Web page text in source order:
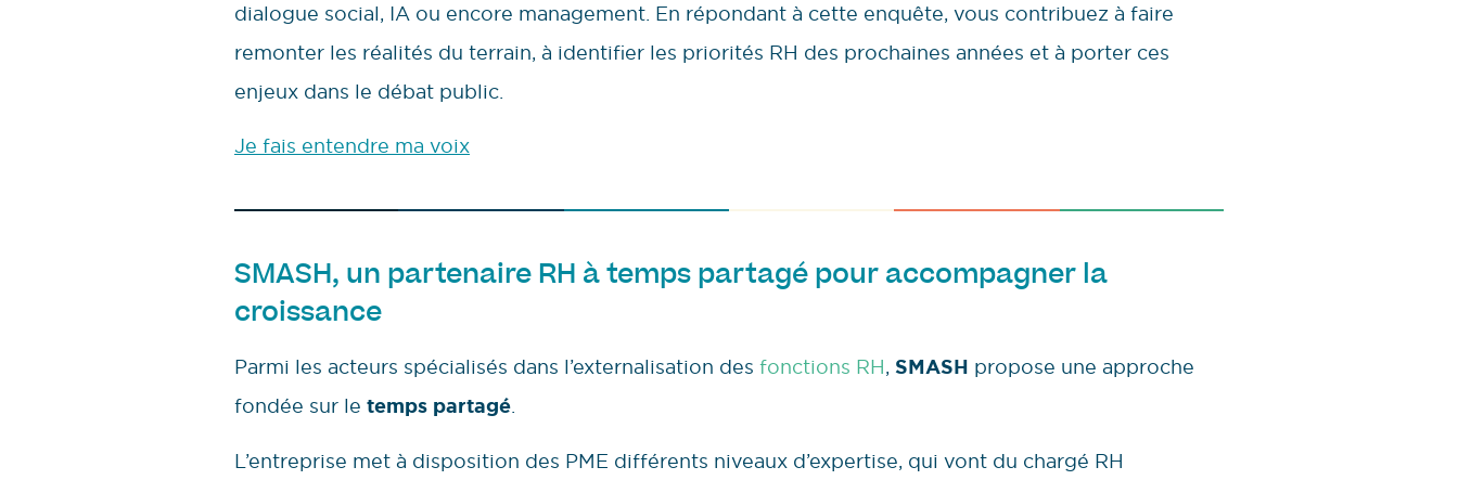
dialogue social, IA ou encore management. En répondant à cette enquête, vous contribuez à faire
remonter les réalités du terrain, à identifier les priorités RH des prochaines années et à porter ces
enjeux dans le débat public.
Je fais entendre ma voix
SMASH, un partenaire RH à temps partagé pour accompagner la
croissance
Parmi les acteurs spécialisés dans l’externalisation des fonctions RH, SMASH propose une approche
fondée sur le temps partagé.
L’entreprise met à disposition des PME différents niveaux d’expertise, qui vont du chargé RH